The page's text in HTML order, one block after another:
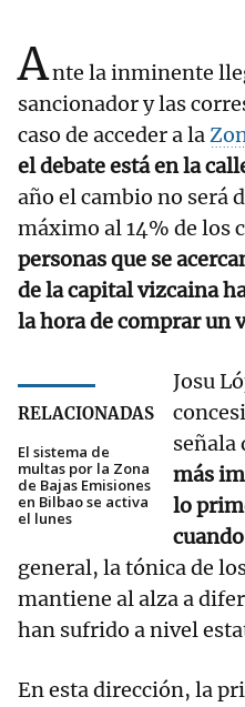
Ante la inminente
sancionador y las
caso de acceder a la
el debate está en la
año el cambio no será
máximo al 14% de los
personas que se
de la capital vizcaina
la hora de comprar un
RELACIONADAS
El sistema de
multas por la Zona
de Bajas Emisiones
en Bilbao se activa
el lunes
Josu
señala
más
lo
general, la tónica de
mantiene al alza a
han sufrido a nivel
En esta dirección, la